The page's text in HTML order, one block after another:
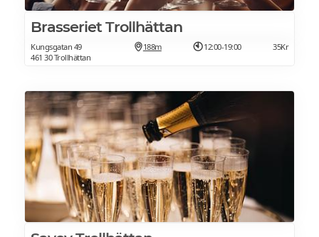
Brasseriet Trollhättan
Kungsgatan 49
461 30 Trollhättan
188m 12:00-19:00 35Kr